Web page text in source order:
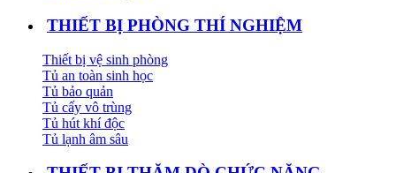
THIẾT BỊ PHÒNG THÍ NGHIỆM
Thiết bị vệ sinh phòng
Tủ an toàn sinh học
Tủ bảo quản
Tủ cấy vô trùng
Tủ hút khí độc
Tủ lạnh âm sâu